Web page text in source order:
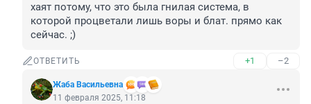
хаят потому, что это была гнилая система, в
которой процветали лишь воры и блат. прямо как
сейчас. ;)
ОТВЕТИТЬ +1 –2
Жаба Васильевна
11 февраля 2025, 11:18